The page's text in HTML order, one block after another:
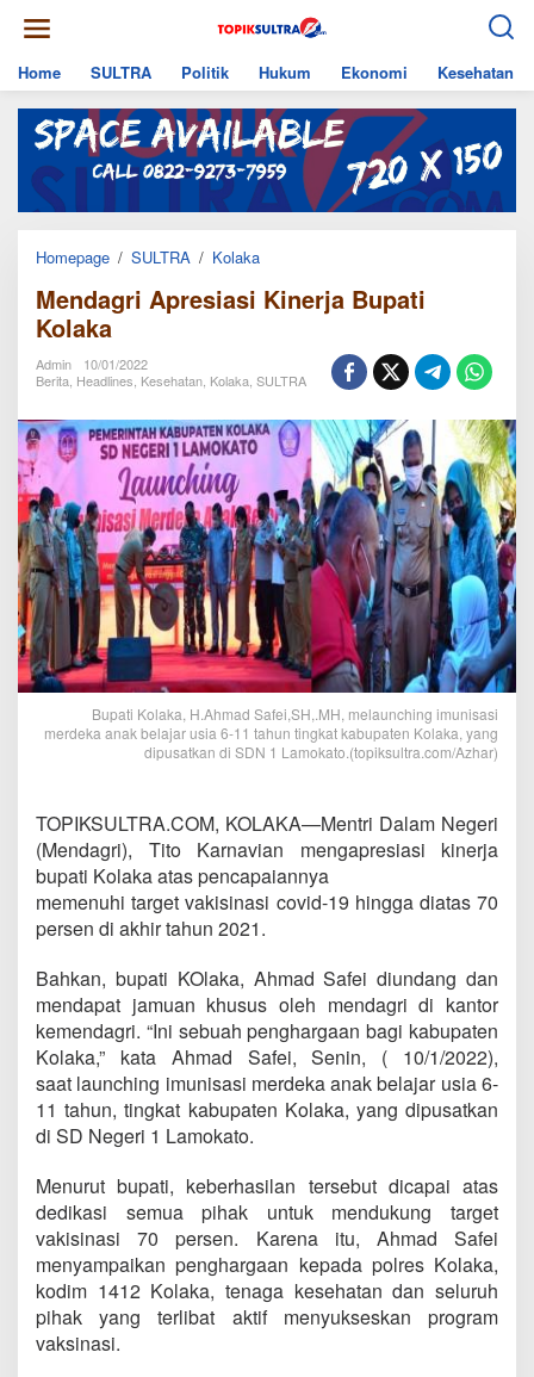
content
Home
SULTRA Politik Hukum Ekonomi Kesehatan
Homepage / SULTRA / KolakaMendagri
Kinerja
Bupati
Mendagri Apresiasi Kinerja Bupati
Kolaka
Admin
10/01/2022
Berita Headlines Kesehatan Kolaka SULTRA
Bupati Kolaka, H.Ahmad Safei,SH,.MH, melaunching imunisasi
merdeka anak belajar usia 6-11 tahun tingkat kabupaten Kolaka, yang
dipusatkan di SDN 1 Lamokato.(topiksultra.com/Azhar)
TOPIKSULTRA.COM, KOLAKA—Mentri Dalam Negeri
(Mendagri), Tito Karnavian mengapresiasi kinerja
bupati Kolaka atas pencapaiannya
memenuhi target vakisinasi covid-19 hingga diatas 70
persen di akhir tahun 2021.
Bahkan, bupati KOlaka, Ahmad Safei diundang dan
mendapat jamuan khusus oleh mendagri di kantor
kemendagri. “Ini sebuah penghargaan bagi kabupaten
Kolaka,” kata Ahmad Safei, Senin, ( 10/1/2022),
saat launching imunisasi merdeka anak belajar usia 6-
11 tahun, tingkat kabupaten Kolaka, yang dipusatkan
di SD Negeri 1 Lamokato.
Menurut bupati, keberhasilan tersebut dicapai atas
dedikasi semua pihak untuk mendukung target
vakisinasi 70 persen. Karena itu, Ahmad Safei
menyampaikan penghargaan kepada polres Kolaka,
kodim 1412 Kolaka, tenaga kesehatan dan seluruh
pihak yang terlibat aktif menyukseskan program
vaksinasi.